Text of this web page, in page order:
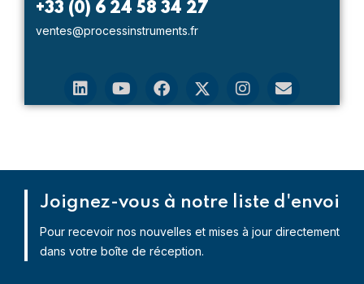
+33 (0) 6 24 58 34 27
ventes@processinstruments.fr
Joignez-vous à notre liste d'envoi
Pour recevoir nos nouvelles et mises à jour directement
dans votre boîte de réception.